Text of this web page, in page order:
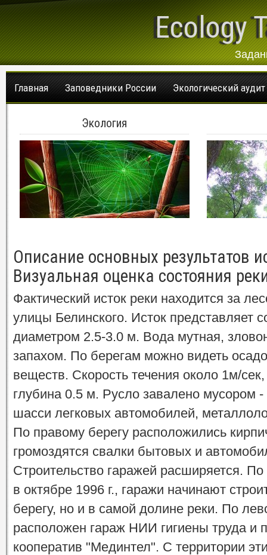
Ecology
Главная Заповедники России Экологический аудит
Экология
Описание основных результатов
Визуальная оценка состояния
Фактический исток реки находится за
улицы Белинского. Исток представляет
диаметром 2.5-3.0 м. Вода мутная,
запахом. По берегам можно видеть
веществ. Скорость течения около 1м/
глубина 0.5 м. Русло завалено мусором
шасси легковых автомобилей,
По правому берегу расположились
громоздятся свалки бытовых и
Строительство гаражей расширяется.
в октябре 1996 г., гаражи начинают
берегу, но и в самой долине реки. По
расположен гараж НИИ гигиены труда и
кооператив "Мединтел". С территории